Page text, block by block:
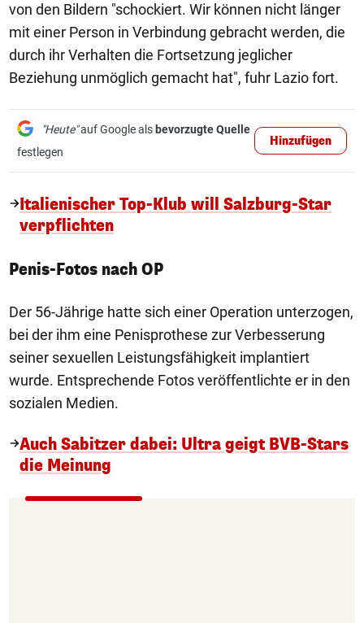
von den Bildern "schockiert. Wir können nicht länger
mit einer Person in Verbindung gebracht werden, die
durch ihr Verhalten die Fortsetzung jeglicher
Beziehung unmöglich gemacht hat", fuhr Lazio fort.
"Heute"auf Google als bevorzugte Quelle
festlegen
Hinzufügen
Italienischer Top-Klub will Salzburg-Star
verpflichten
Penis-Fotos nach OP
Der 56-Jährige hatte sich einer Operation unterzogen,
bei der ihm eine Penisprothese zur Verbesserung
seiner sexuellen Leistungsfähigkeit implantiert
wurde. Entsprechende Fotos veröffentlichte er in den
sozialen Medien.
Auch Sabitzer dabei: Ultra geigt BVB-Stars
die Meinung